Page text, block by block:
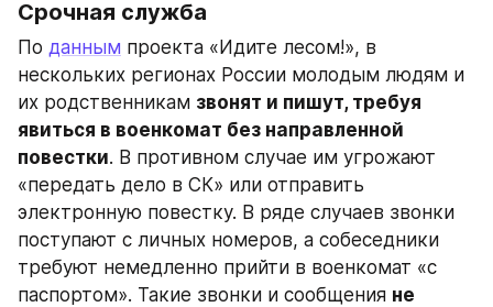
Срочная служба
По данным проекта «Идите лесом!», в
нескольких регионах России молодым людям и
их родственникам звонят и пишут, требуя
явиться в военкомат без направленной
повестки. В противном случае им угрожают
«передать дело в СК» или отправить
электронную повестку. В ряде случаев звонки
поступают с личных номеров, а собеседники
требуют немедленно прийти в военкомат «с
паспортом». Такие звонки и сообщения не